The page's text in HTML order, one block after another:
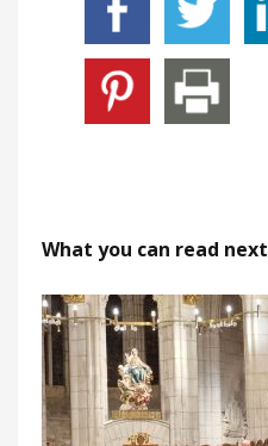
What you can read next